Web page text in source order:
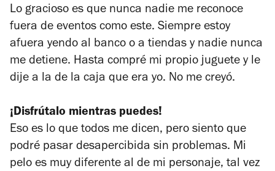
Lo gracioso es que nunca nadie me reconoce
fuera de eventos como este. Siempre estoy
afuera yendo al banco o a tiendas y nadie nunca
me detiene. Hasta compré mi propio juguete y le
dije a la de la caja que era yo. No me creyó.
¡Disfrútalo mientras puedes!
Eso es lo que todos me dicen, pero siento que
podré pasar desapercibida sin problemas. Mi
pelo es muy diferente al de mi personaje, tal vez